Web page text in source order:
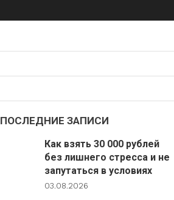
ПОСЛЕДНИЕ ЗАПИСИ
Как взять 30 000 рублей
без лишнего стресса и не
запутаться в условиях
03.08.2026